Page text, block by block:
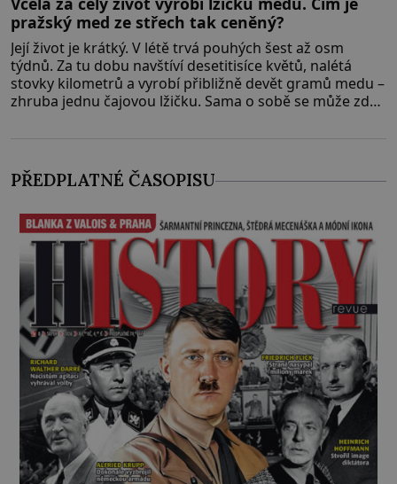
pražský med ze střech tak ceněný?
Její život je krátký. V létě trvá pouhých šest až osm
týdnů. Za tu dobu navštíví desetitisíce květů, nalétá
stovky kilometrů a vyrobí přibližně devět gramů medu –
zhruba jednu čajovou lžičku. Sama o sobě se může zdát
PŘEDPLATNÉ ČASOPISU